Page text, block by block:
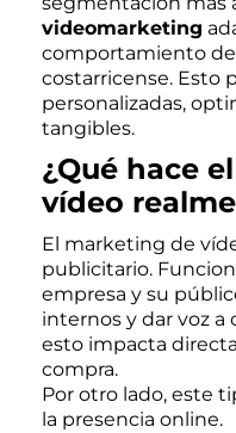
videomarketing
comportamiento
costarricense. Esto
personalizadas,
tangibles.
¿Qué hace
vídeo
El marketing de
publicitario.
empresa y su
internos y dar voz a
esto impacta
compra.
Por otro lado, este
la presencia online.